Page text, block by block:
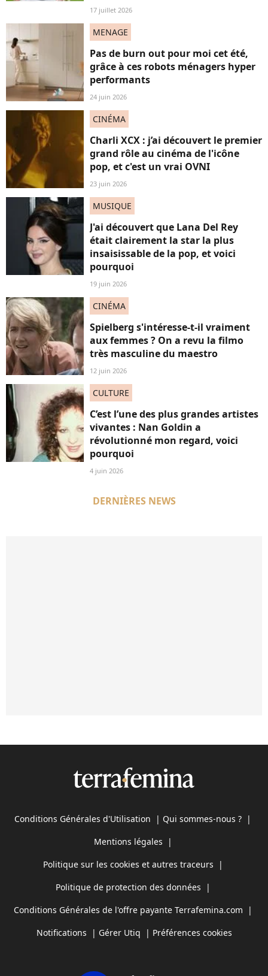
17 juillet 2026
MENAGE
Pas de burn out pour moi cet été,
grâce à ces robots ménagers hyper
performants
24 juin 2026
CINÉMA
Charli XCX : j’ai découvert le premier
grand rôle au cinéma de l'icône
pop, et c'est un vrai OVNI
23 juin 2026
MUSIQUE
J'ai découvert que Lana Del Rey
était clairement la star la plus
insaisissable de la pop, et voici
pourquoi
19 juin 2026
CINÉMA
Spielberg s'intéresse-t-il vraiment
aux femmes ? On a revu la filmo
très masculine du maestro
12 juin 2026
CULTURE
C’est l’une des plus grandes artistes
vivantes : Nan Goldin a
révolutionné mon regard, voici
pourquoi
4 juin 2026
DERNIÈRES NEWS
Conditions Générales d'Utilisation | Qui sommes-nous ? |
Mentions légales |
Politique sur les cookies et autres traceurs |
Politique de protection des données |
Conditions Générales de l'offre payante Terrafemina.com |
Notifications | Gérer Utiq | Préférences cookies